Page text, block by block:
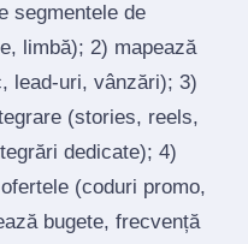
segmentele de
limbă); 2) mapează
lead‑uri, vânzări); 3)
(stories, reels,
dedicate); 4)
(coduri promo,
bugete, frecvență